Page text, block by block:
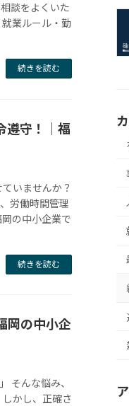
談をよくいた
業ルール・勤
続きを読む
遵守！｜福
いませんか？
労働時間管理
の中小企業で
続きを読む
岡の中小企
そんな悩み、
かし、正確さ